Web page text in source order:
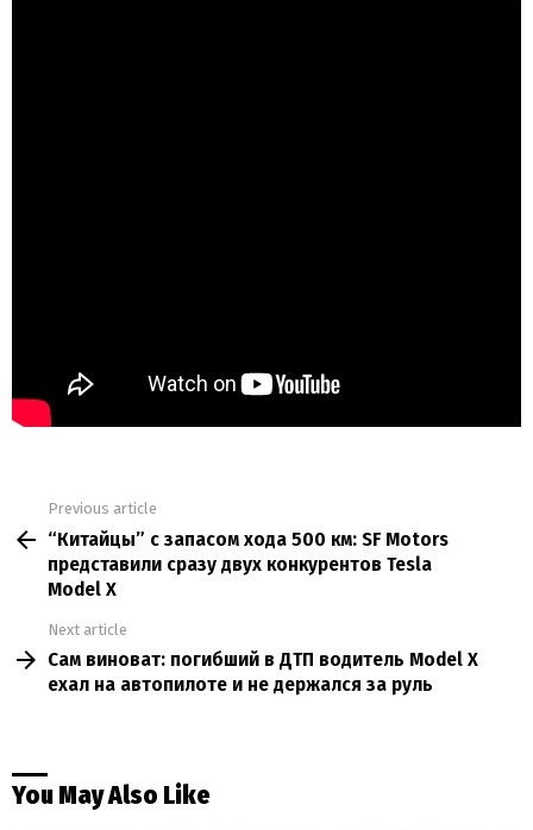
more
Previous article
“Китайцы” с запасом хода 500 км: SF Motors
представили сразу двух конкурентов Tesla
Model X
Next article
Сам виноват: погибший в ДТП водитель Model X
ехал на автопилоте и не держался за руль
You May Also Like